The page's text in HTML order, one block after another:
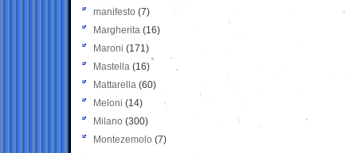
manifesto (7)
Margherita (16)
Maroni (171)
Mastella (16)
Mattarella (60)
Meloni (14)
Milano (300)
Montezemolo (7)